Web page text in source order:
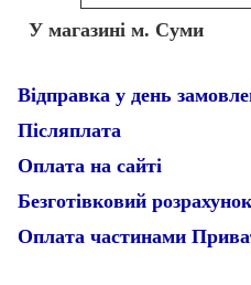
У магазині м. Суми
Відправка у день
Післяплата
Оплата на сайті
Безготівковий розрахунок
Оплата частинами